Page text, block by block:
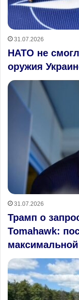
31.07.2026
НАТО не
оружия
31.07.2026
Трамп о
Tomahawk: